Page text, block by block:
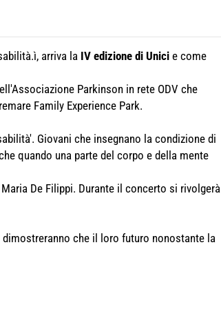
arriva laIV edizione di Unicie come
Parkinson in rete ODV che
Family Experience Park.
Giovani che insegnano la condizione di
quando una parte del corpo e della mente
De Filippi. Durante il concerto si rivolgerà
che il loro futuro nonostante la